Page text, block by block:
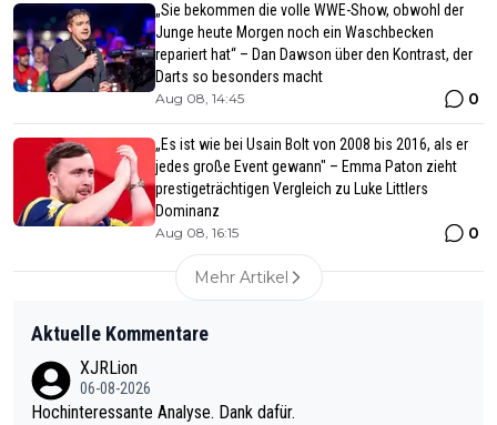
„Sie bekommen die volle WWE-Show, obwohl der
Junge heute Morgen noch ein Waschbecken
repariert hat“ – Dan Dawson über den Kontrast, der
Darts so besonders macht
Aug 08, 14:45 0
„Es ist wie bei Usain Bolt von 2008 bis 2016, als er
jedes große Event gewann" – Emma Paton zieht
prestigeträchtigen Vergleich zu Luke Littlers
Dominanz
Aug 08, 16:15 0
Mehr Artikel
Aktuelle Kommentare
XJRLion
06-08-2026
Hochinteressante Analyse. Dank dafür.